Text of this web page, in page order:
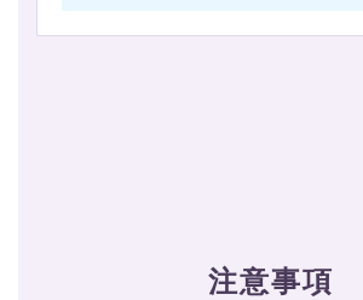
注意事項